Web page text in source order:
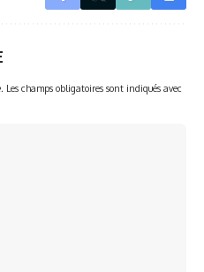
Les champs obligatoires sont indiqués avec